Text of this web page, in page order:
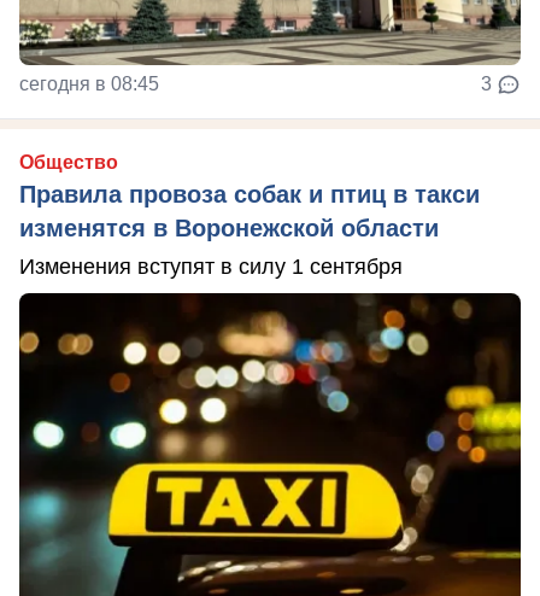
сегодня в 08:45 3
Общество
Правила провоза собак и птиц в такси
изменятся в Воронежской области
Изменения вступят в силу 1 сентября